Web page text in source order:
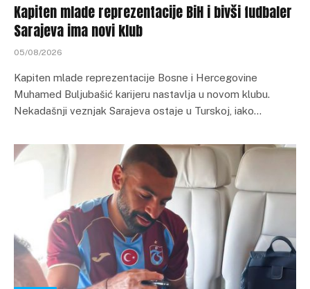
Kapiten mlade reprezentacije BiH i bivši fudbaler
Sarajeva ima novi klub
05/08/2026
Kapiten mlade reprezentacije Bosne i Hercegovine
Muhamed Buljubašić karijeru nastavlja u novom klubu.
Nekadašnji veznjak Sarajeva ostaje u Turskoj, iako…